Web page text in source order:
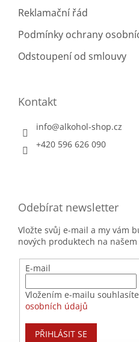
Reklamační řád
Podmínky ochrany
Odstoupení od smlouvy
Kontakt
info@alkohol-shop.cz
+420 596 626 090
Odebírat newsletter
Vložte svůj e-mail a my vám
nových produktech na
E-mail
Vložením e-mailu
osobních údajů
PŘIHLÁSIT SE